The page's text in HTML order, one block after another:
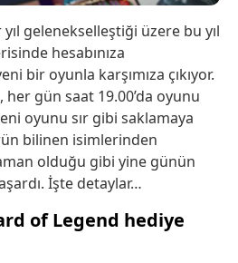
gelenekselleştiği üzere bu yıl
hesabınıza
bir oyunla karşımıza çıkıyor.
gün saat 19.00’da oyunu
oyunu sır gibi saklamaya
bilinen isimlerinden
olduğu gibi yine günün
İşte detaylar…
of Legend hediye